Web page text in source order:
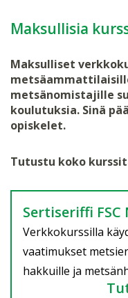
Maksullisia
Maksulliset
metsänomistajille
koulutuksia. Sinä
opiskelet.
Tutustu koko
Sertiseriffi FSC
Verkkokurssilla
vaatimukset
hakkuille ja